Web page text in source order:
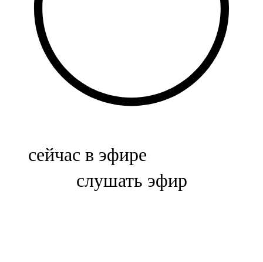
104,9 FM
Баулы
107,5 FM
Биләр
Болгар
сейчас в эфире
слушать эфир